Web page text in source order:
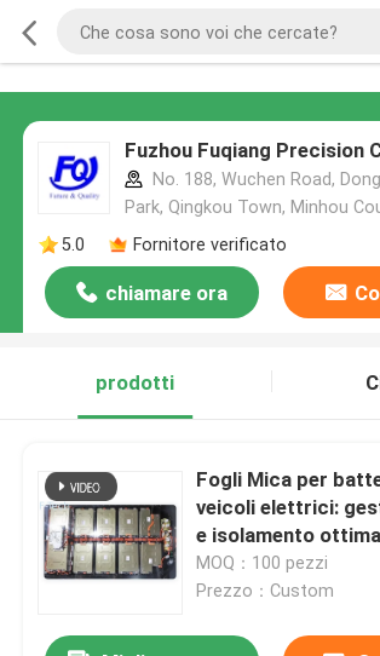
Fuzhou Fuqiang Precision
No. 188, Wuchen Road,
Park, Qingkou Town, Minhou
5.0
Fornitore verificato
chiamare ora
prodotti
Fogli Mica per
veicoli elettrici:
e isolamento
MOQ：100 pezzi
Prezzo：Custom